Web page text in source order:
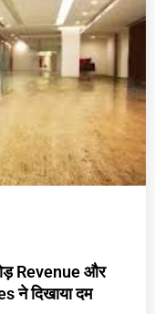
Revenue और
ने दिखाया दम